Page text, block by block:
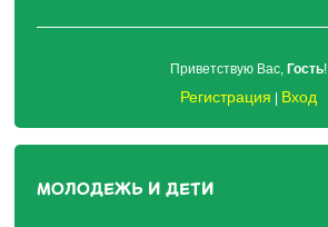
Приветствую Вас, Гость!
Регистрация Вход
МОЛОДЕЖЬ И ДЕТИ